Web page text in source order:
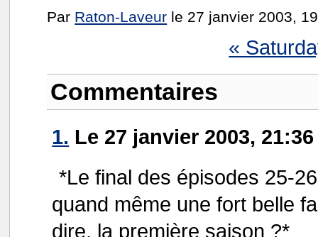
Par Raton-Laveur le 27 janvier 2003,
«
Commentaires
1. Le 27 janvier 2003,
*Le final des épisodes 25-
quand même une fort belle
dire, la première saison ?*